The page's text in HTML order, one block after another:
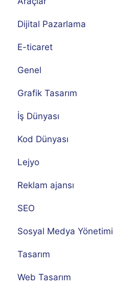
Dijital Pazarlama
E-ticaret
Genel
Grafik Tasarım
İş Dünyası
Kod Dünyası
Lejyo
Reklam ajansı
SEO
Sosyal Medya Yönetimi
Tasarım
Web Tasarım